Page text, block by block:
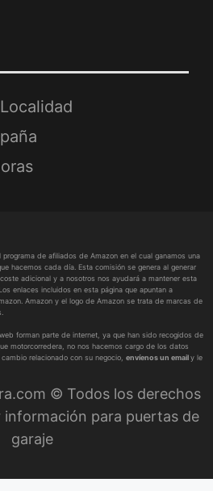
de afiliados de Amazon en el cual ganamos una
hacemos cada día. Esta comisión se genera al generar
adicional y a nosotros nos ayudará a mantener esta
enlaces incluidos en esta página que apuntan a
Amazon y el logo de Amazon se trata de marcas de
forman parte de internet, ya que han sido recogidos de
motorcorredera, no nos hacemos cargo de los datos
relacionado con su negocio, envíenos un emaily le
© Todos los derechos
información para puertas de
garaje